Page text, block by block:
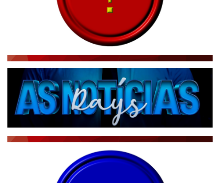
NOTÍCIAS AO MINUTO
ACONTECEU...VIROU MANCHETE!